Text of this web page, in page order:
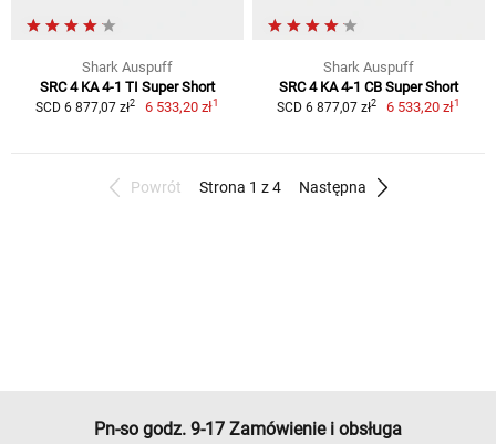
Shark Auspuff
SRC 4 KA 4-1 TI Super Short
SCD 6 877,07 zł2 6 533,20 zł1
Shark Auspuff
SRC 4 KA 4-1 CB Super Short
SCD 6 877,07 zł2 6 533,20 zł1
Powrót Strona 1 z 4 Następna
Pn-so godz. 9-17 Zamówienie i obsługa